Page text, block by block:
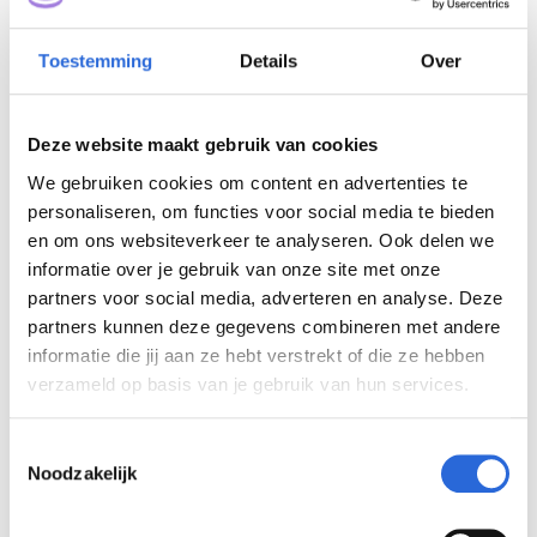
Toestemming Details Over
Deze website maakt gebruik van cookies
We gebruiken cookies om content en advertenties te
personaliseren, om functies voor social media te bieden
en om ons websiteverkeer te analyseren. Ook delen we
informatie over je gebruik van onze site met onze
partners voor social media, adverteren en analyse. Deze
partners kunnen deze gegevens combineren met andere
informatie die jij aan ze hebt verstrekt of die ze hebben
verzameld op basis van je gebruik van hun services.
Noodzakelijk
50 jaar CEDEFOP!27 mei 2025
Cedefop vierde haar 50-jarig bestaan met een
conferentie in Brussel op 27 mei 2025 met het
thema “Shaping the future of learning and skills
in Europe”. De bijeenkomst bracht
beleidsmakers, sociale partners, opleiders en
onderzoekers samen om te reflecteren op de
rol van vaardigheden, LLO en beroepsonderwijs
in een snel veranderende samenleving. Voor
73 miljoen beschikbaar
6